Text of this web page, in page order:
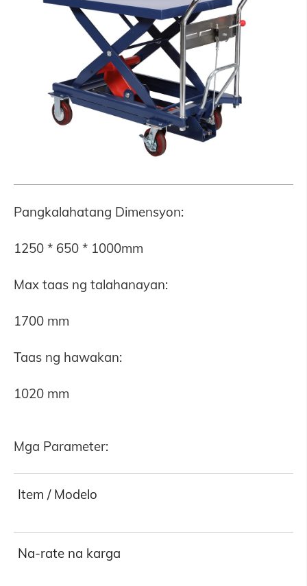
Pangkalahatang Dimensyon:
1250 * 650 * 1000mm
Max taas ng talahanayan:
1700 mm
Taas ng hawakan:
1020 mm
Mga Parameter:
Item / Modelo
Na-rate na karga